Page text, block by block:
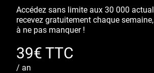
Accédez sans limite aux 30 000
recevez gratuitement chaque
à ne pas manquer !
39€ TTC
/ an